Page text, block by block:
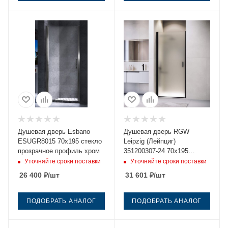
Душевая дверь Esbano
ESUGR8015 70х195 стекло
прозрачное профиль хром
Уточняйте сроки поставки
26 400 ₽/шт
ПОДОБРАТЬ АНАЛОГ
Душевая дверь RGW
Leipzig (Лейпциг)
351200307-24 70х195
стекло матовое профиль
Уточняйте сроки поставки
31 601₽/шт
ПОДОБРАТЬ АНАЛОГ